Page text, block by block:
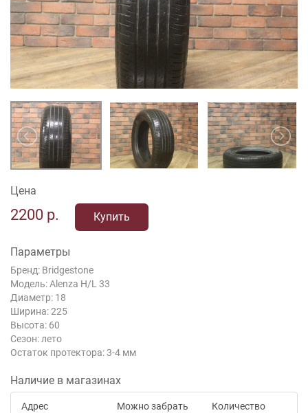
Цена
2200 р. Купить
Параметры
Бренд: Bridgestone
Модель: Alenza H/L 33
Диаметр: 18
Ширина: 225
Высота: 60
Сезон: лето
Остаток протектора: 3-4 мм
Наличие в магазинах
Адрес Можно забрать Количество